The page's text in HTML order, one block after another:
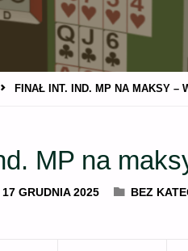
FINAŁ INT. IND. MP NA MAKSY –
MP na
17 GRUDNIA 2025 BEZ